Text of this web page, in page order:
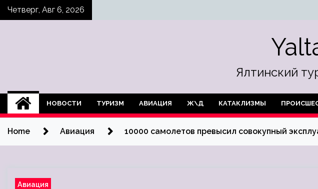
SkipЧетверг, Авг 6, 2026
Ялтинский
НОВОСТИ ТУРИЗМ АВИАЦИЯ Ж\Д КАТАКЛИЗМЫ
Home Авиация 10000 самолетов превысил совокупный
Авиация